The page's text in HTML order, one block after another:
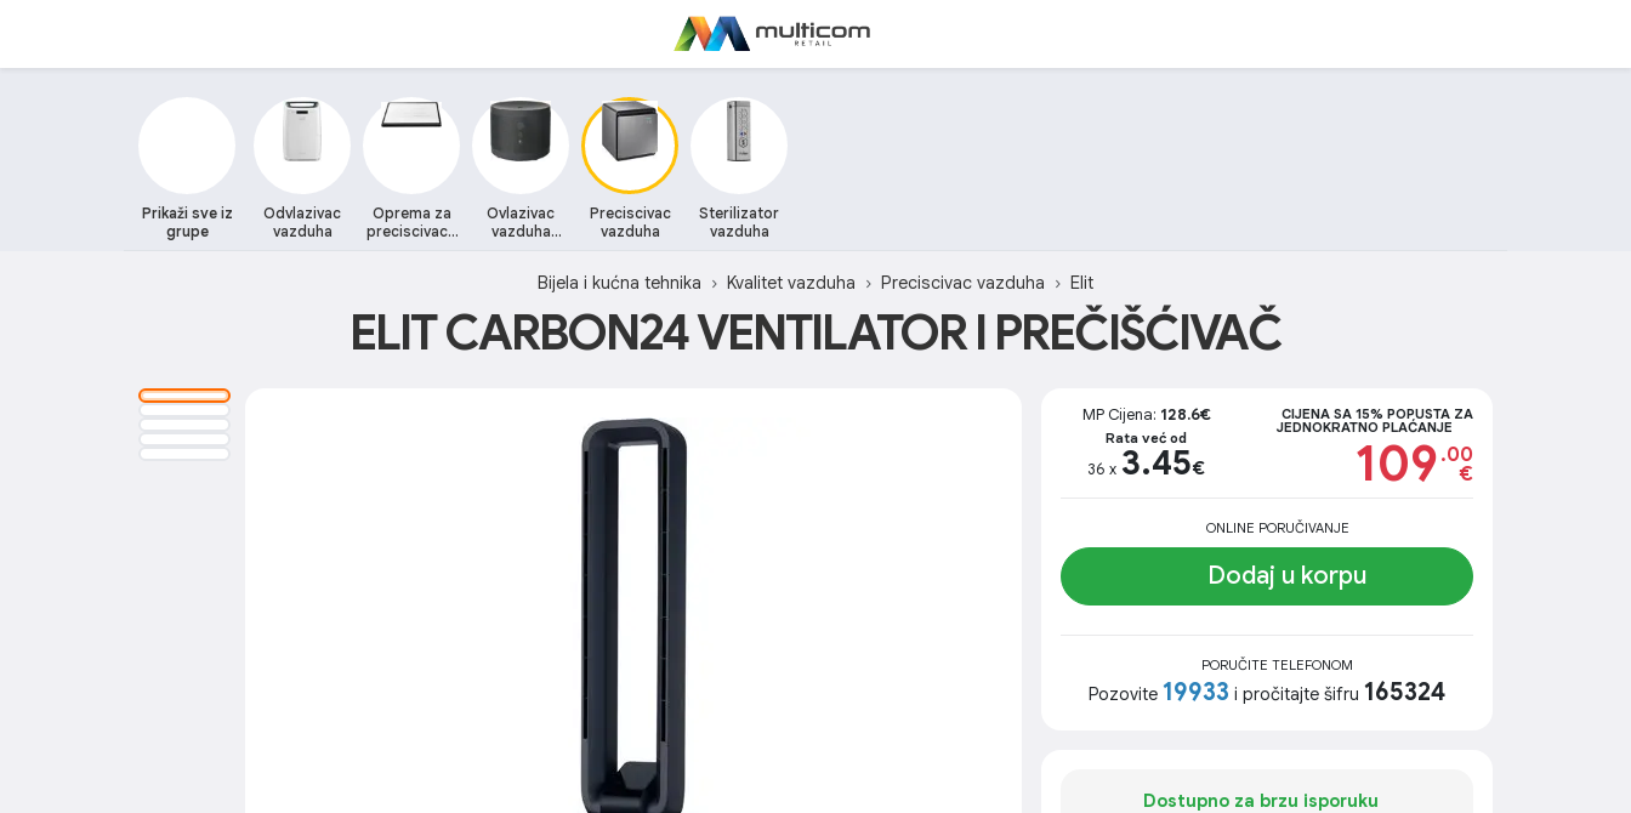
Prikaži sve iz
grupe
Odvlazivac
vazduha
Oprema za
preciscivace
Ovlazivac
vazduha
Preciscivac
vazduha
Sterilizator
vazduha
Bijela i kućna tehnika Kvalitet vazduha Preciscivac vazduha Elit
ELIT CARBON24 VENTILATOR I PREČIŠĆIVAČ
MP Cijena: 128.6€
Rata već od
36 x 3.45€
CIJENA SA 15% POPUSTA ZA
JEDNOKRATNO PLAĆANJE
109 .00
€
ONLINE PORUČIVANJE
Dodaj u korpu
PORUČITE TELEFONOM
Pozovite 19933 i pročitajte šifru 165324
Dostupno za brzu isporuku